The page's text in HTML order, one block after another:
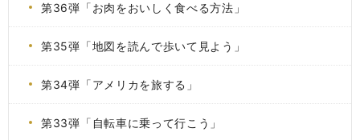
第36弾「お肉をおいしく食べる方法」
第35弾「地図を読んで歩いて見よう」
第34弾「アメリカを旅する」
第33弾「自転車に乗って行こう」